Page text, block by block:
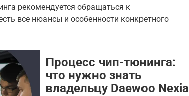
рекомендуется обращаться к
все нюансы и особенности конкретного
Процесс чип-тюнинга:
что нужно знать
владельцу Daewoo Nexia